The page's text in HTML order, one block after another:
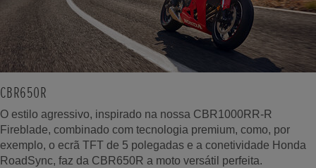
CBR650R
O estilo agressivo, inspirado na nossa CBR1000RR-R
Fireblade, combinado com tecnologia premium, como, por
exemplo, o ecrã TFT de 5 polegadas e a conetividade Honda
RoadSync, faz da CBR650R a moto versátil perfeita.